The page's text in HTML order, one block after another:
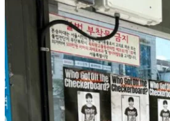
컵홀더 광고